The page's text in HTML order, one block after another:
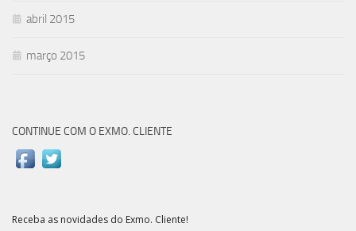
abril 2015
março 2015
CONTINUE COM O EXMO. CLIENTE